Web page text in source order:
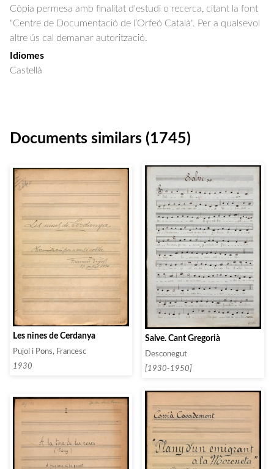
Còpia permesa amb finalitat d'estudi o recerca, citant la font
"Centre de Documentació de l’Orfeó Català". Per a qualsevol
altre ús cal demanar autorització.
Idiomes
Castellà
Documents similars (1745)
Les nines de Cerdanya
Pujol i Pons, Francesc
1930
Salve. Cant Gregorià
Desconegut
[1930-1950]